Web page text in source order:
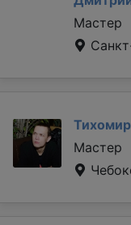
Мастер
Мастер